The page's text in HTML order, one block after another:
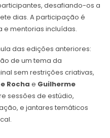
desafiando-os a
dias. A participação é
e mentorias incluídas.
das edições anteriores:
de um tema da
sem restrições criativas,
Rocha e Guilherme
sessões de estúdio,
e jantares temáticos